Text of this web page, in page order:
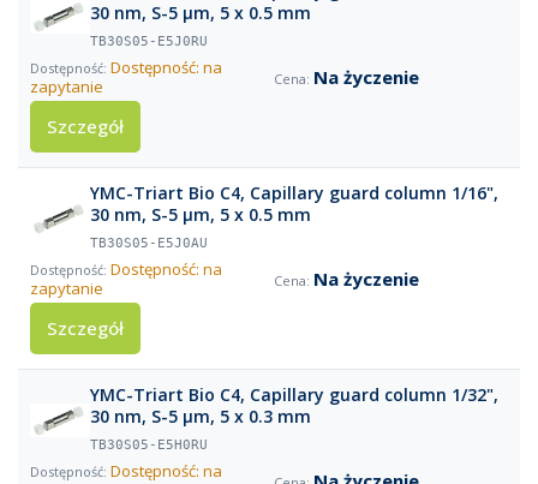
30 nm, S-5 µm, 5 x 0.5 mm
TB30S05-E5J0RU
Dostępność: na
zapytanie
Na życzenie
Szczegół
YMC-Triart Bio C4, Capillary guard column 1/16",
30 nm, S-5 µm, 5 x 0.5 mm
TB30S05-E5J0AU
Dostępność: na
zapytanie
Na życzenie
Szczegół
YMC-Triart Bio C4, Capillary guard column 1/32",
30 nm, S-5 µm, 5 x 0.3 mm
TB30S05-E5H0RU
Dostępność: na